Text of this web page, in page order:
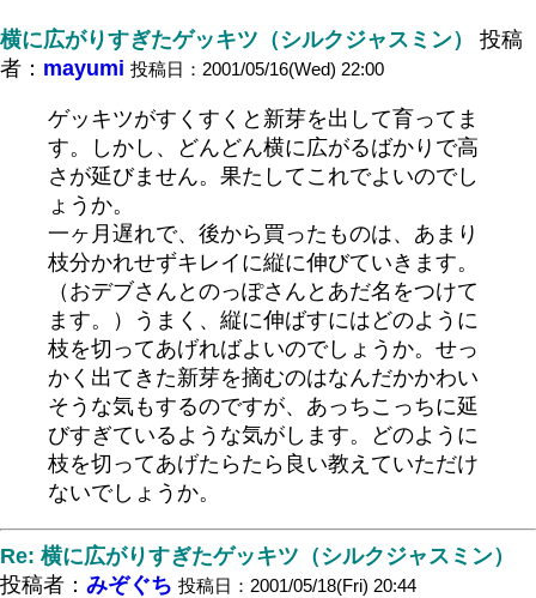
横に広がりすぎたゲッキツ（シルクジャスミン）
投稿
者： mayumi 投稿日：2001/05/16(Wed) 22:00
ゲッキツがすくすくと新芽を出して育ってま
す。しかし、どんどん横に広がるばかりで高
さが延びません。果たしてこれでよいのでし
ょうか。
一ヶ月遅れで、後から買ったものは、あまり
枝分かれせずキレイに縦に伸びていきます。
（おデブさんとのっぽさんとあだ名をつけて
ます。）うまく、縦に伸ばすにはどのように
枝を切ってあげればよいのでしょうか。せっ
かく出てきた新芽を摘むのはなんだかかわい
そうな気もするのですが、あっちこっちに延
びすぎているような気がします。どのように
枝を切ってあげたらたら良い教えていただけ
ないでしょうか。
Re: 横に広がりすぎたゲッキツ（シルクジャスミン）
投稿者： みぞぐち 投稿日：2001/05/18(Fri) 20:44